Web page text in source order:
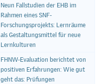
Neun Fallstudien der EHB im
Rahmen eines SNF-
Forschungsprojekts: Lernräume
als Gestaltungsmittel für neue
Lernkulturen
FHNW-Evaluation berichtet von
positiven Erfahrungen: Wie gut
geht das: Prüfungen